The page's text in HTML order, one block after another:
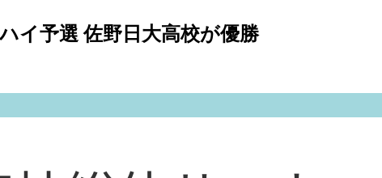
イ予選 佐野日大高校が優勝